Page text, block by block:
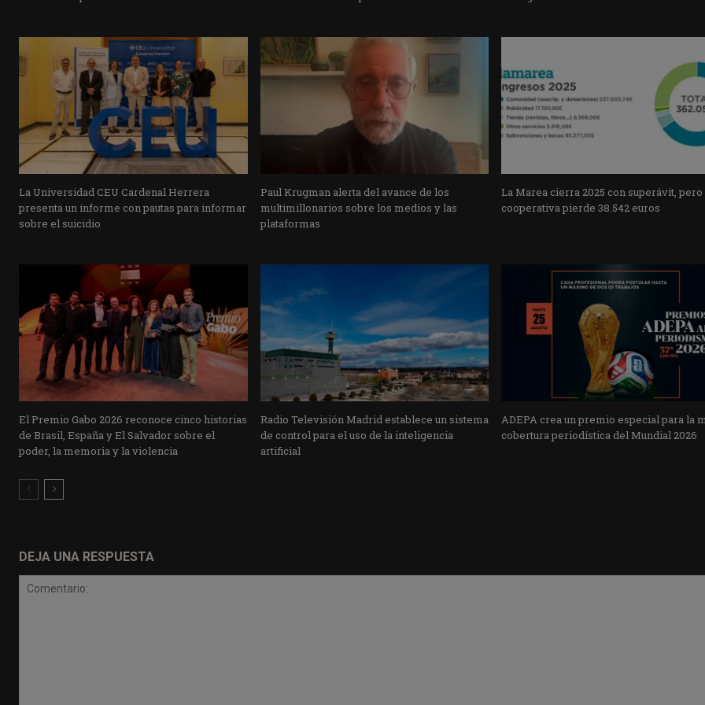
La Universidad CEU Cardenal Herrera
presenta un informe con pautas para informar
sobre el suicidio
Paul Krugman alerta del avance de los
multimillonarios sobre los medios y las
plataformas
La Marea cierra 2025 con superávit, pero
cooperativa pierde 38.542 euros
El Premio Gabo 2026 reconoce cinco historias
de Brasil, España y El Salvador sobre el
poder, la memoria y la violencia
Radio Televisión Madrid establece un sistema
de control para el uso de la inteligencia
artificial
ADEPA crea un premio especial para la
cobertura periodística del Mundial 2026
DEJA UNA RESPUESTA